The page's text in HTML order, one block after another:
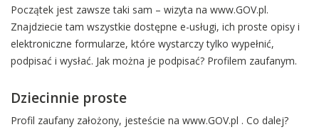
Początek jest zawsze taki sam – wizyta na www.GOV.pl.
Znajdziecie tam wszystkie dostępne e-usługi, ich proste opisy i
elektroniczne formularze, które wystarczy tylko wypełnić,
podpisać i wysłać. Jak można je podpisać? Profilem zaufanym.
Dziecinnie proste
Profil zaufany założony, jesteście na www.GOV.pl . Co dalej?